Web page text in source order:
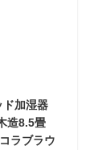
ド加湿器
造8.5畳
ラブラウ